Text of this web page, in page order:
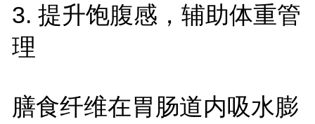
3. 提升饱腹感，辅助体重管
理
膳食纤维在胃肠道内吸水膨